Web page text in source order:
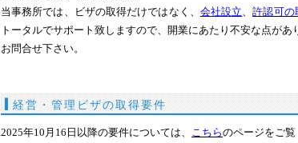
当事務所では、ビザの取得だけではなく、 会社設立、許認可の
トータルでサポート致しますので、開業にあたり不安な点があ
お問合せ下さい。
経営・管理ビザの取得要件
2025年10月16日以降の要件については、 こちらのページをご覧